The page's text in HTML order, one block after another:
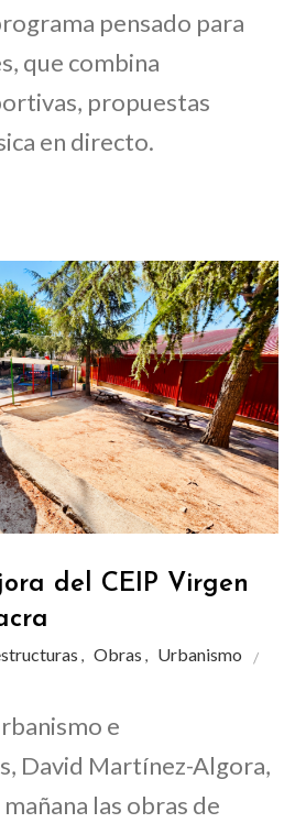
pensado para
que combina
propuestas
en directo.
del CEIP Virgen
, Obras , Urbanismo
e
David Martínez-Algora,
las obras de